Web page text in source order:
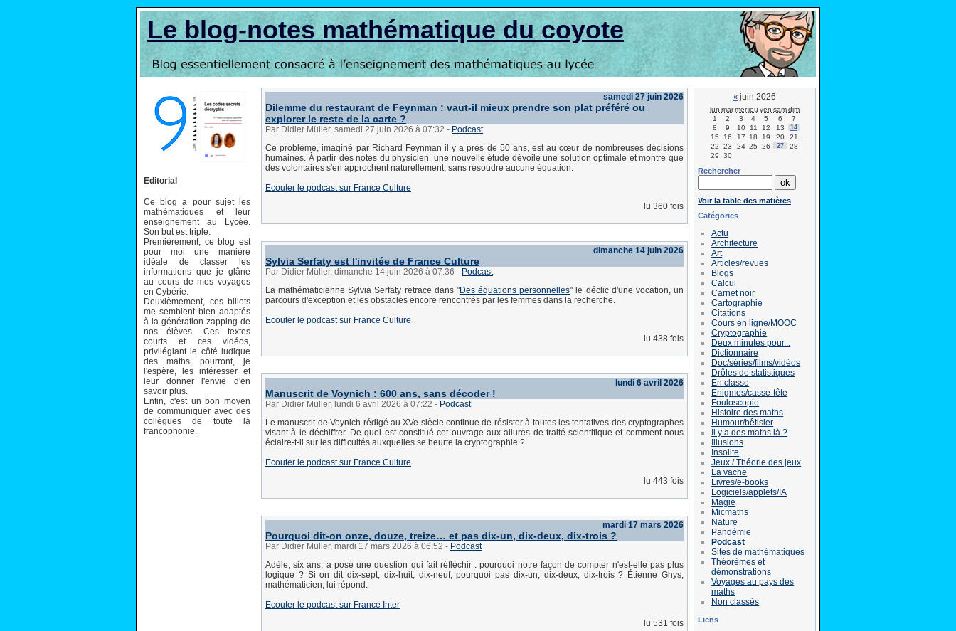
Le blog-notes mathématique du coyote
Editorial
Ce blog a pour sujet les
mathématiques et leur
enseignement au Lycée.
Son but est triple.
Premièrement, ce blog est
pour moi une manière
idéale de classer les
informations que je glâne
au cours de mes voyages
en Cybérie.
Deuxièmement, ces billets
me semblent bien adaptés
à la génération zapping de
nos élèves. Ces textes
courts et ces vidéos,
privilégiant le côté ludique
des maths, pourront, je
l'espère, les intéresser et
leur donner l'envie d'en
savoir plus.
Enfin, c'est un bon moyen
de communiquer avec des
collègues de toute la
francophonie.
samedi 27 juin 2026
Dilemme du restaurant de Feynman : vaut-il mieux prendre son plat préféré ou
explorer le reste de la carte ?
Par Didier Müller, samedi 27 juin 2026 à 07:32 - Podcast
Ce problème, imaginé par Richard Feynman il y a près de 50 ans, est au cœur de nombreuses décisions
humaines. À partir des notes du physicien, une nouvelle étude dévoile une solution optimale et montre que
des volontaires s'en approchent naturellement, sans résoudre aucune équation.
Ecouter le podcast sur France Culture
lu 360 fois
dimanche 14 juin 2026
Sylvia Serfaty est l'invitée de France Culture
Par Didier Müller, dimanche 14 juin 2026 à 07:36 - Podcast
La mathématicienne Sylvia Serfaty retrace dans "Des équations personnelles" le déclic d'une vocation, un
parcours d'exception et les obstacles encore rencontrés par les femmes dans la recherche.
Ecouter le podcast sur France Culture
lu 438 fois
lundi 6 avril 2026
Manuscrit de Voynich : 600 ans, sans décoder !
Par Didier Müller, lundi 6 avril 2026 à 07:22 - Podcast
Le manuscrit de Voynich rédigé au XVe siècle continue de résister à toutes les tentatives des cryptographes
visant à le déchiffrer. De quoi est constitué cet ouvrage aux allures de traité scientifique et comment nous
éclaire-t-il sur les difficultés auxquelles se heurte la cryptographie ?
Ecouter le podcast sur France Culture
lu 443 fois
mardi 17 mars 2026
Pourquoi dit-on onze, douze, treize… et pas dix-un, dix-deux, dix-trois ?
Par Didier Müller, mardi 17 mars 2026 à 06:52 - Podcast
Adèle, six ans, a posé une question qui fait réfléchir : pourquoi notre façon de compter n'est-elle pas plus
logique ? Si on dit dix-sept, dix-huit, dix-neuf, pourquoi pas dix-un, dix-deux, dix-trois ? Étienne Ghys,
mathématicien, lui répond.
Ecouter le podcast sur France Inter
lu 531 fois
« juin 2026
lun marmerjeu ven samdim
1
2 3 4 5 6
7
8
9 10 11 12 13 14
15 16 17 18 19 20
21
22
23 24 25 26 27
28
29
30
Rechercher
Voir la table des matières
Catégories
Actu
Architecture
Art
Articles/revues
Blogs
Calcul
Carnet noir
Cartographie
Citations
Cours en ligne/MOOC
Cryptographie
Deux minutes pour...
Dictionnaire
Doc/séries/films/vidéos
Drôles de statistiques
En classe
Enigmes/casse-tête
Fouloscopie
Histoire des maths
Humour/bêtisier
Il y a des maths là ?
Illusions
Insolite
Jeux / Théorie des jeux
La vache
Livres/e-books
Logiciels/applets/IA
Magie
Micmaths
Nature
Pandémie
Podcast
Sites de mathématiques
Théorèmes et
démonstrations
Voyages au pays des
maths
Non classés
Liens